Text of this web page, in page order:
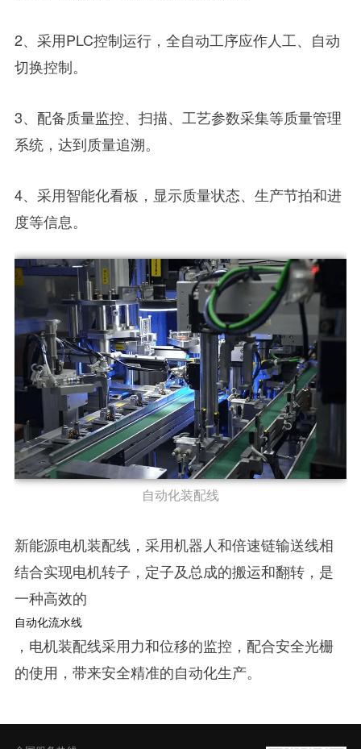
2、采用PLC控制运行，全自动工序应作人工、自动
切换控制。
3、配备质量监控、扫描、工艺参数采集等质量管理
系统，达到质量追溯。
4、采用智能化看板，显示质量状态、生产节拍和进
度等信息。
自动化装配线
新能源电机装配线，采用机器人和倍速链输送线相
结合实现电机转子，定子及总成的搬运和翻转，是
一种高效的
自动化流水线
，电机装配线采用力和位移的监控，配合安全光栅
的使用，带来安全精准的自动化生产。